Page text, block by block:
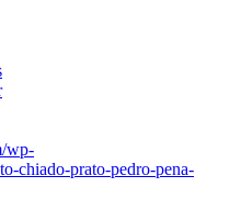
wp-
chiado-prato-pedro-pena-